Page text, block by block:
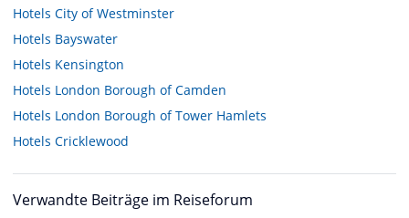
Hotels City of Westminster
Hotels Bayswater
Hotels Kensington
Hotels London Borough of Camden
Hotels London Borough of Tower Hamlets
Hotels Cricklewood
Verwandte Beiträge im Reiseforum